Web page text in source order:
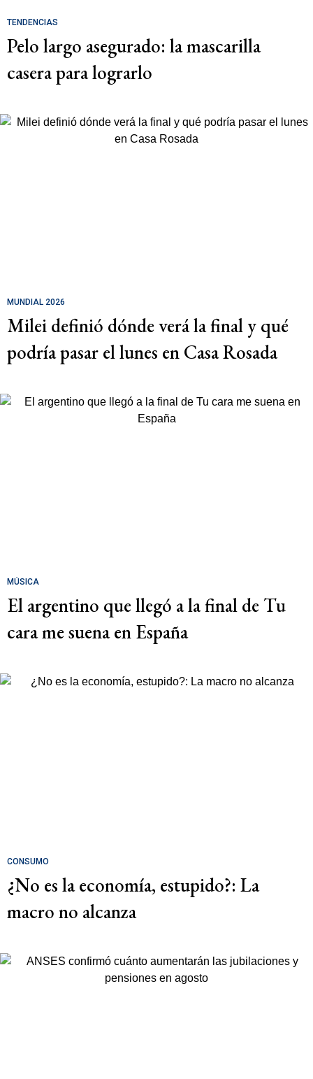
TENDENCIAS
Pelo largo asegurado: la mascarilla
casera para lograrlo
MUNDIAL 2026
Milei definió dónde verá la final y qué
podría pasar el lunes en Casa Rosada
MÚSICA
El argentino que llegó a la final de Tu
cara me suena en España
CONSUMO
¿No es la economía, estupido?: La
macro no alcanza